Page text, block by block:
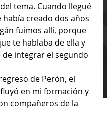
tema. Cuando llegué
creado dos años
fuimos allí, porque
te hablaba de ella y
de integrar el segundo
de Perón, el
en mi formación y
compañeros de la